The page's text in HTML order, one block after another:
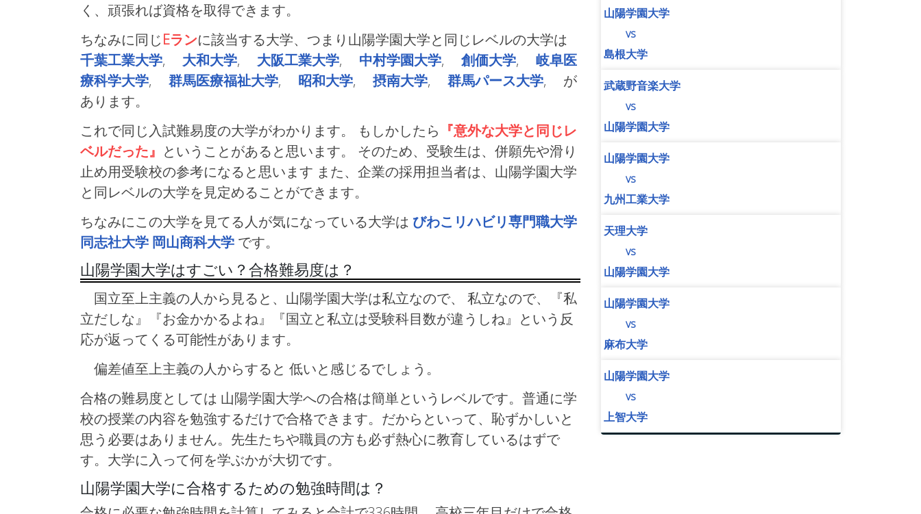
く、頑張れば資格を取得できます。
ちなみに同じEランに該当する大学、つまり山陽学園大学と同じレベルの大学は
千葉工業大学, 大和大学, 大阪工業大学, 中村学園大学, 創価大学, 岐阜医
療科学大学, 群馬医療福祉大学, 昭和大学, 摂南大学, 群馬パース大学, が
あります。
これで同じ入試難易度の大学がわかります。 もしかしたら 『意外な大学と同じレ
ベルだった』 ということがあると思います。 そのため、受験生は、併願先や滑り
止め用受験校の参考になると思います また、企業の採用担当者は、山陽学園大学
と同レベルの大学を見定めることができます。
ちなみにこの大学を見てる人が気になっている大学は びわこリハビリ専門職大学
同志社大学 岡山商科大学 です。
山陽学園大学はすごい？合格難易度は？
国立至上主義の人から見ると、山陽学園大学は私立なので、 私立なので、『私
立だしな』『お金かかるよね』『国立と私立は受験科目数が違うしね』という反
応が返ってくる可能性があります。
偏差値至上主義の人からすると 低いと感じるでしょう。
合格の難易度としては 山陽学園大学への合格は簡単というレベルです。普通に学
校の授業の内容を勉強するだけで合格できます。だからといって、恥ずかしいと
思う必要はありません。先生たちや職員の方も必ず熱心に教育しているはずで
す。大学に入って何を学ぶかが大切です。
山陽学園大学に合格するための勉強時間は？
山陽学園大学
vs
島根大学
武蔵野音楽大学
vs
山陽学園大学
山陽学園大学
vs
九州工業大学
天理大学
vs
山陽学園大学
山陽学園大学
vs
麻布大学
山陽学園大学
vs
上智大学